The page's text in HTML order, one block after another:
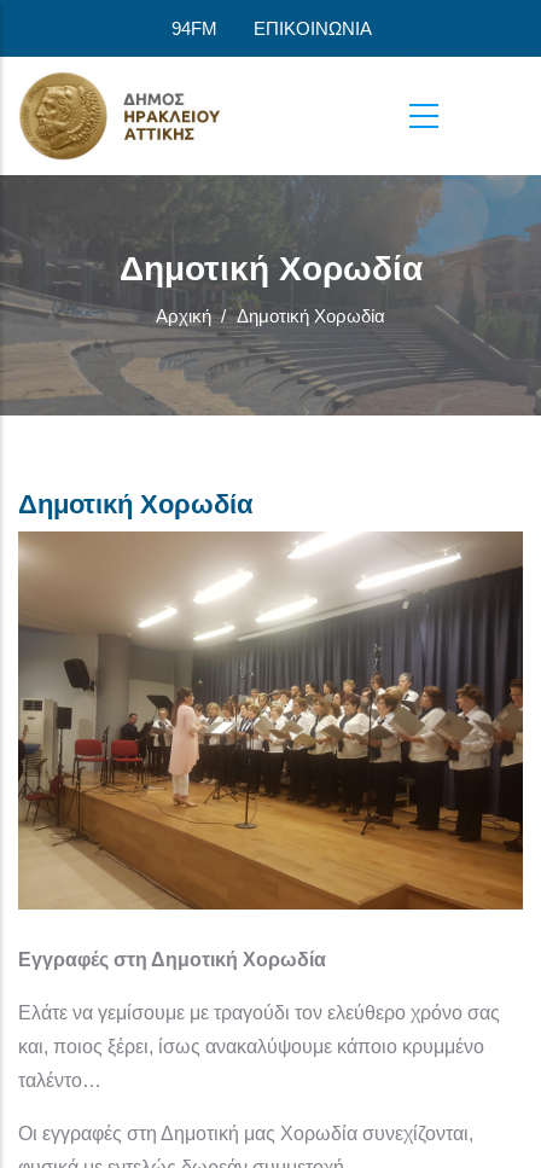
94FM ΕΠΙΚΟΙΝΩΝΙΑ
Δημοτική Χορωδία
Αρχική / Δημοτική Χορωδία
Δημοτική Χορωδία
Εγγραφές στη Δημοτική Χορωδία
Ελάτε να γεμίσουμε με τραγούδι τον ελεύθερο χρόνο σας
και, ποιος ξέρει, ίσως ανακαλύψουμε κάποιο κρυμμένο
ταλέντο…
Οι εγγραφές στη Δημοτική μας Χορωδία συνεχίζονται,